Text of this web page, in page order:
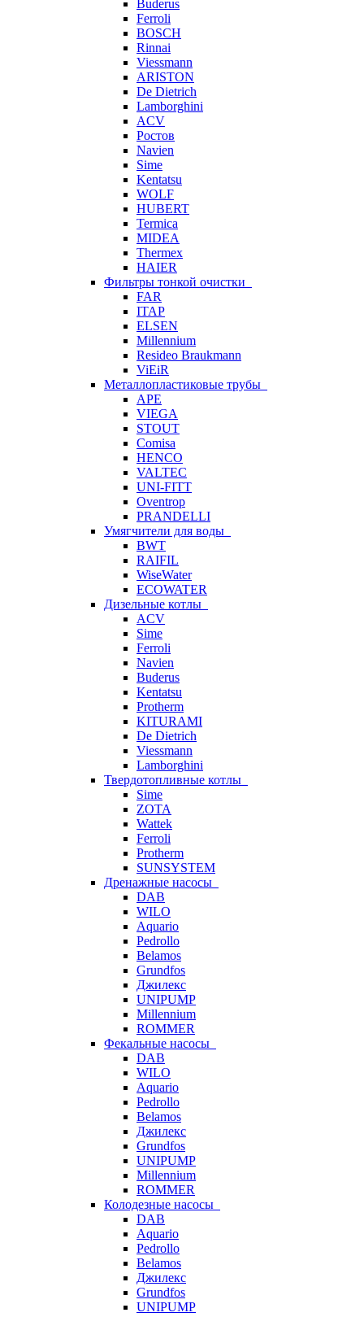
Buderus
Ferroli
BOSCH
Rinnai
Viessmann
ARISTON
De Dietrich
Lamborghini
ACV
Ростов
Navien
Sime
Kentatsu
WOLF
HUBERT
Termica
MIDEA
Thermex
HAIER
Фильтры тонкой очистки
FAR
ITAP
ELSEN
Millennium
Resideo Braukmann
ViEiR
Металлопластиковые трубы
APE
VIEGA
STOUT
Comisa
HENCO
VALTEC
UNI-FITT
Oventrop
PRANDELLI
Умягчители для воды
BWT
RAIFIL
WiseWater
ECOWATER
Дизельные котлы
ACV
Sime
Ferroli
Navien
Buderus
Kentatsu
Protherm
KITURAMI
De Dietrich
Viessmann
Lamborghini
Твердотопливные котлы
Sime
ZOTA
Wattek
Ferroli
Protherm
SUNSYSTEM
Дренажные насосы
DAB
WILO
Aquario
Pedrollo
Belamos
Grundfos
Джилекс
UNIPUMP
Millennium
ROMMER
Фекальные насосы
DAB
WILO
Aquario
Pedrollo
Belamos
Джилекс
Grundfos
UNIPUMP
Millennium
ROMMER
Колодезные насосы
DAB
Aquario
Pedrollo
Belamos
Джилекс
Grundfos
UNIPUMP